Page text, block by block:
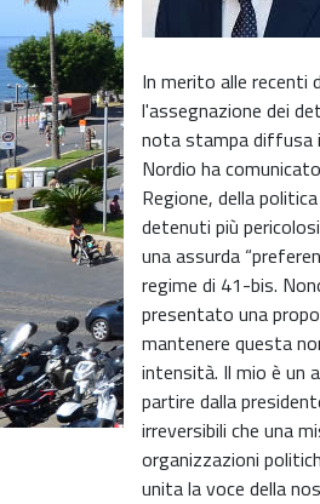
In merito alle recenti
l'assegnazione dei
nota stampa diffusa
Nordio ha
Regione, della
detenuti più
una assurda
regime di 41-bis.
presentato una
mantenere questa
intensità. Il mio è un
partire dalla
irreversibili che una
organizzazioni
unita la voce della